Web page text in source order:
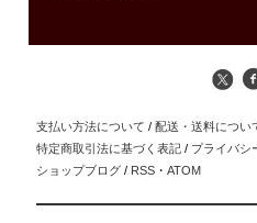
支払い方法について / 配送・送料につい
特定商取引法に基づく表記 / プライバシ
ショップブログ / RSS ・ATOM